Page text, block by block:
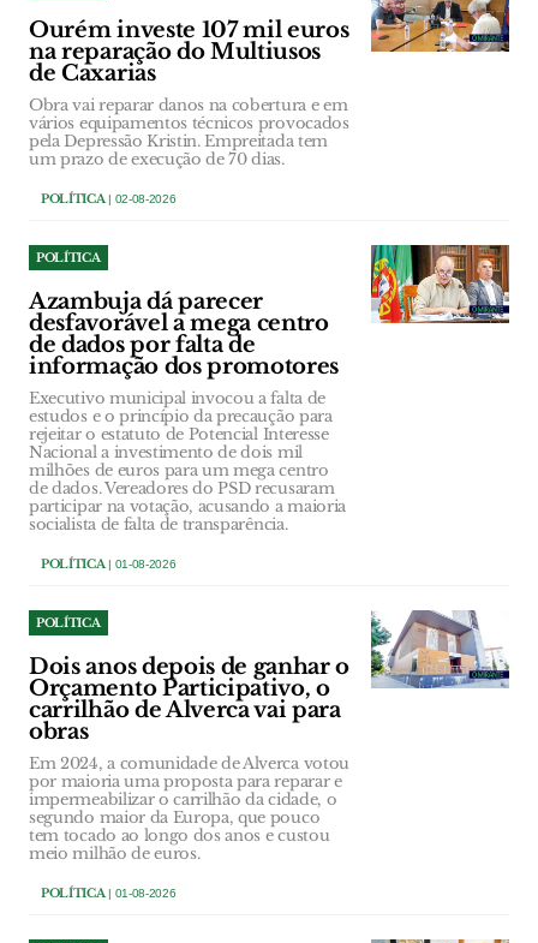
Ourém investe 107 mil euros
na reparação do Multiusos
de Caxarias
Obra vai reparar danos na cobertura e em
vários equipamentos técnicos provocados
pela Depressão Kristin. Empreitada tem
um prazo de execução de 70 dias.
POLÍTICA| 02-08-2026
POLÍTICA
Azambuja dá parecer
desfavorável a mega centro
de dados por falta de
informação dos promotores
Executivo municipal invocou a falta de
estudos e o princípio da precaução para
rejeitar o estatuto de Potencial Interesse
Nacional a investimento de dois mil
milhões de euros para um mega centro
de dados. Vereadores do PSD recusaram
participar na votação, acusando a maioria
socialista de falta de transparência.
POLÍTICA| 01-08-2026
POLÍTICA
Dois anos depois de ganhar o
Orçamento Participativo, o
carrilhão de Alverca vai para
obras
Em 2024, a comunidade de Alverca votou
por maioria uma proposta para reparar e
impermeabilizar o carrilhão da cidade, o
segundo maior da Europa, que pouco
tem tocado ao longo dos anos e custou
meio milhão de euros.
POLÍTICA| 01-08-2026